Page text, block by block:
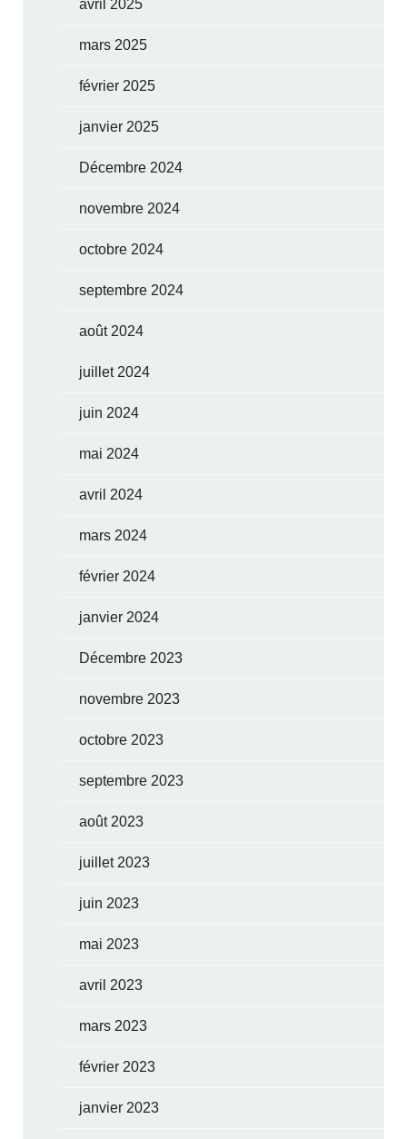
avril 2025
mars 2025
février 2025
janvier 2025
Décembre 2024
novembre 2024
octobre 2024
septembre 2024
août 2024
juillet 2024
juin 2024
mai 2024
avril 2024
mars 2024
février 2024
janvier 2024
Décembre 2023
novembre 2023
octobre 2023
septembre 2023
août 2023
juillet 2023
juin 2023
mai 2023
avril 2023
mars 2023
février 2023
janvier 2023